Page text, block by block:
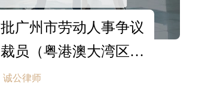
广州市劳动人事争议
员（粤港澳大湾区律
）
诚公律师